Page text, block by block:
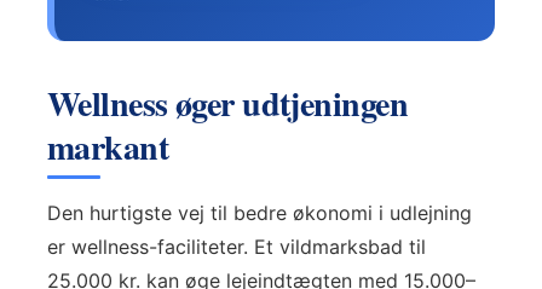
Wellness øger udtjeningen
markant
Den hurtigste vej til bedre økonomi i udlejning
er wellness-faciliteter. Et vildmarksbad til
25.000 kr. kan øge lejeindtægten med 15.000–